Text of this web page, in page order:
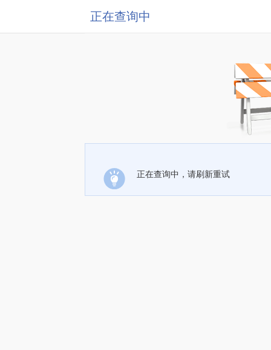
正在查询中
正在查询中，请刷新重试